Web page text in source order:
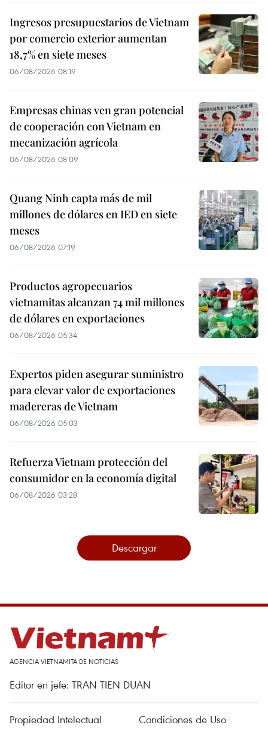
Ingresos presupuestarios de Vietnam
por comercio exterior aumentan
18,7% en siete meses
06/08/2026 08:19
Empresas chinas ven gran potencial
de cooperación con Vietnam en
mecanización agrícola
06/08/2026 08:09
Quang Ninh capta más de mil
millones de dólares en IED en siete
meses
06/08/2026 07:19
Productos agropecuarios
vietnamitas alcanzan 74 mil millones
de dólares en exportaciones
06/08/2026 05:34
Expertos piden asegurar suministro
para elevar valor de exportaciones
madereras de Vietnam
06/08/2026 05:03
Refuerza Vietnam protección del
consumidor en la economía digital
06/08/2026 03:28
Descargar
AGENCIA VIETNAMITA DE NOTICIAS
Editor en jefe: TRAN TIEN DUAN
Propiedad Intelectual
Condiciones de Uso